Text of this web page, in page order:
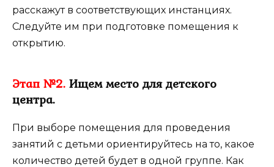
расскажут в соответствующих инстанциях.
Следуйте им при подготовке помещения к
открытию.
Этап №2. Ищем место для детского
центра.
При выборе помещения для проведения
занятий с детьми ориентируйтесь на то, какое
количество детей будет в одной группе. Как